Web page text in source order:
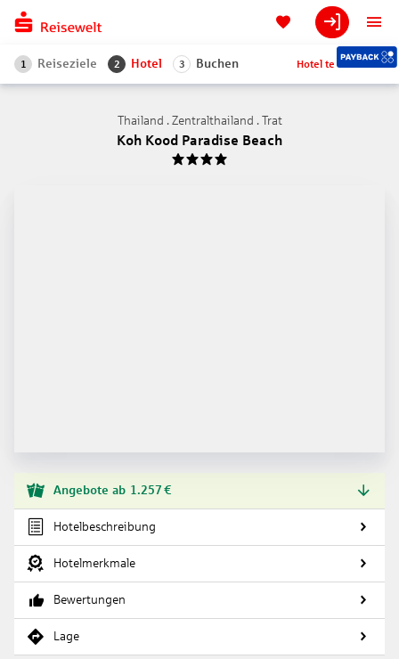
1 Reiseziele 2 Hotel 3 Buchen Hotel teilen
Thailand . Zentralthailand . Trat
Koh Kood Paradise Beach
4
Angebote ab 1.257 €
Hotelbeschreibung
Hotelmerkmale
Bewertungen
Lage